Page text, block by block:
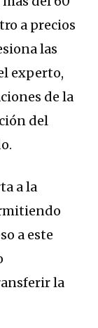
a precios
las
experto,
de la
del
a la
a este
la